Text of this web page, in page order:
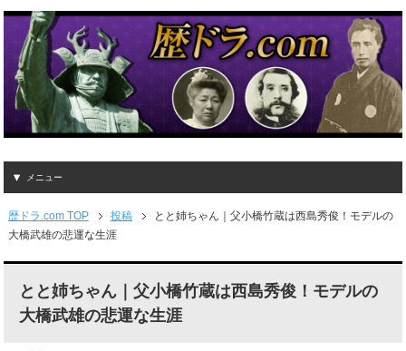
メニュー
歴ドラ.com TOP 投稿
とと姉ちゃん｜父小橋竹蔵は西島秀俊！モデルの
大橋武雄の悲運な生涯
とと姉ちゃん｜父小橋竹蔵は西島秀俊！モデルの
大橋武雄の悲運な生涯